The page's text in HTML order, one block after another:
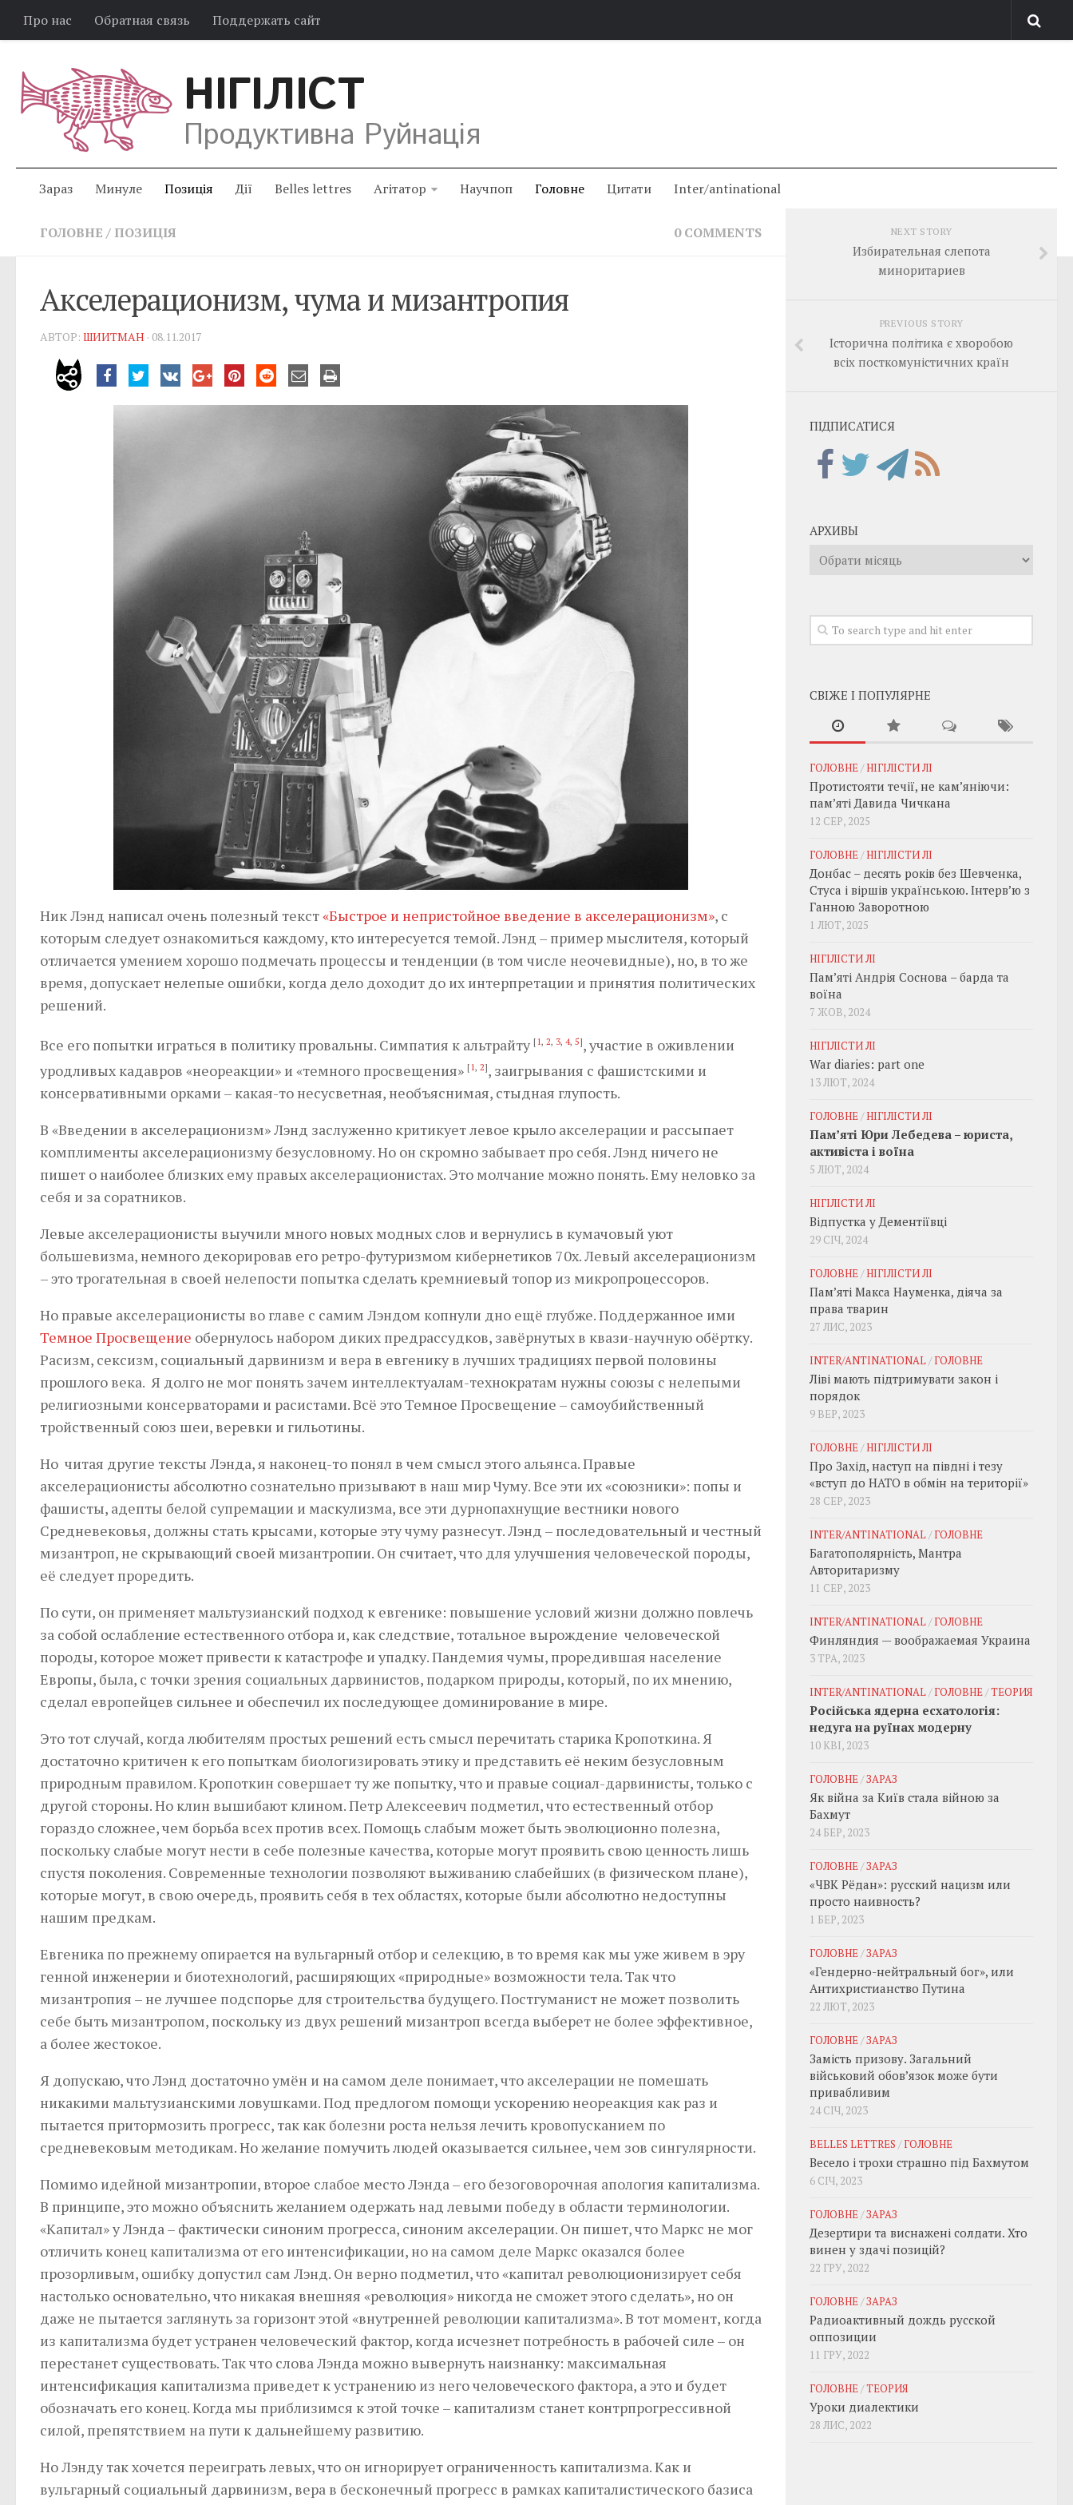
Про нас Обратная связь Поддержать сайт
НІГІЛІСТ
Продуктивна Руйнація
Зараз Минуле Позиція Дії Belles lettres Агітатор Научпоп Головне Цитати Inter/antinational
ГОЛОВНЕ / ПОЗИЦІЯ 0 COMMENTS
Акселерационизм, чума и мизантропия
АВТОР: ШИИТМАН · 08.11.2017
Ник Лэнд написал очень полезный текст«Быстрое и непристойное введение в акселерационизм», с
которым следует ознакомиться каждому, кто интересуется темой. Лэнд – пример мыслителя, который
отличается умением хорошо подмечать процессы и тенденции (в том числе неочевидные), но, в то же
время, допускает нелепые ошибки, когда дело доходит до их интерпретации и принятия политических
решений.
Все его попытки играться в политику провальны. Симпатия к альтрайту [1, 2, 3, 4, 5], участие в оживлении
уродливых кадавров «неореакции» и «темного просвещения» [1, 2], заигрывания с фашистскими и
консервативными орками – какая-то несусветная, необъяснимая, стыдная глупость.
В «Введении в акселерационизм» Лэнд заслуженно критикует левое крыло акселерации и рассыпает
комплименты акселерационизму безусловному. Но он скромно забывает про себя. Лэнд ничего не
пишет о наиболее близких ему правых акселерационистах. Это молчание можно понять. Ему неловко за
себя и за соратников.
Левые акселерационисты выучили много новых модных слов и вернулись в кумачовый уют
большевизма, немного декорировав его ретро-футуризмом кибернетиков 70х. Левый акселерационизм
– это трогательная в своей нелепости попытка сделать кремниевый топор из микропроцессоров.
Но правые акселерационисты во главе с самим Лэндом копнули дно ещё глубже. Поддержанное ими
Темное Просвещение обернулось набором диких предрассудков, завёрнутых в квази-научную обёртку.
Расизм, сексизм, социальный дарвинизм и вера в евгенику в лучших традициях первой половины
прошлого века. Я долго не мог понять зачем интеллектуалам-технократам нужны союзы с нелепыми
религиозными консерваторами и расистами. Всё это Темное Просвещение – самоубийственный
тройственный союз шеи, веревки и гильотины.
Но читая другие тексты Лэнда, я наконец-то понял в чем смысл этого альянса. Правые
акселерационисты абсолютно сознательно призывают в наш мир Чуму. Все эти их «союзники»: попы и
фашисты, адепты белой супремации и маскулизма, все эти дурнопахнущие вестники нового
Средневековья, должны стать крысами, которые эту чуму разнесут. Лэнд – последовательный и честный
мизантроп, не скрывающий своей мизантропии. Он считает, что для улучшения человеческой породы,
её следует проредить.
По сути, он применяет мальтузианский подход к евгенике: повышение условий жизни должно повлечь
за собой ослабление естественного отбора и, как следствие, тотальное вырождение человеческой
породы, которое может привести к катастрофе и упадку. Пандемия чумы, проредившая население
Европы, была, с точки зрения социальных дарвинистов, подарком природы, который, по их мнению,
сделал европейцев сильнее и обеспечил их последующее доминирование в мире.
Это тот случай, когда любителям простых решений есть смысл перечитать старика Кропоткина. Я
достаточно критичен к его попыткам биологизировать этику и представить её неким безусловным
природным правилом. Кропоткин совершает ту же попытку, что и правые социал-дарвинисты, только с
другой стороны. Но клин вышибают клином. Петр Алексеевич подметил, что естественный отбор
гораздо сложнее, чем борьба всех против всех. Помощь слабым может быть эволюционно полезна,
поскольку слабые могут нести в себе полезные качества, которые могут проявить свою ценность лишь
спустя поколения. Современные технологии позволяют выживанию слабейших (в физическом плане),
которые могут, в свою очередь, проявить себя в тех областях, которые были абсолютно недоступны
нашим предкам.
Евгеника по прежнему опирается на вульгарный отбор и селекцию, в то время как мы уже живем в эру
генной инженерии и биотехнологий, расширяющих «природные» возможности тела. Так что
мизантропия – не лучшее подспорье для строительства будущего. Постгуманист не может позволить
себе быть мизантропом, поскольку из двух решений мизантроп всегда выберет не более эффективное,
а более жестокое.
Я допускаю, что Лэнд достаточно умён и на самом деле понимает, что акселерации не помешать
никакими мальтузианскими ловушками. Под предлогом помощи ускорению неореакция как раз и
пытается притормозить прогресс, так как болезни роста нельзя лечить кровопусканием по
средневековым методикам. Но желание помучить людей оказывается сильнее, чем зов сингулярности.
Помимо идейной мизантропии, второе слабое место Лэнда – его безоговорочная апология капитализма.
В принципе, это можно объяснить желанием одержать над левыми победу в области терминологии.
«Капитал» у Лэнда – фактически синоним прогресса, синоним акселерации. Он пишет, что Маркс не мог
отличить конец капитализма от его интенсификации, но на самом деле Маркс оказался более
прозорливым, ошибку допустил сам Лэнд. Он верно подметил, что «капитал революционизирует себя
настолько основательно, что никакая внешняя «революция» никогда не сможет этого сделать», но он
даже не пытается заглянуть за горизонт этой «внутренней революции капитализма». В тот момент, когда
из капитализма будет устранен человеческий фактор, когда исчезнет потребность в рабочей силе – он
перестанет существовать. Так что слова Лэнда можно вывернуть наизнанку: максимальная
интенсификация капитализма приведет к устранению из него человеческого фактора, а это и будет
обозначать его конец. Когда мы приблизимся к этой точке – капитализм станет контрпрогрессивной
силой, препятствием на пути к дальнейшему развитию.
Но Лэнду так хочется переиграть левых, что он игнорирует ограниченность капитализма. Как и
вульгарный социальный дарвинизм, вера в бесконечный прогресс в рамках капиталистического базиса
NEXT STORY
Избирательная слепота
миноритариев
PREVIOUS STORY
Історична політика є хворобою
всіх посткомуністичних країн
ПІДПИСАТИСЯ
АРХИВЫ
Архивы
СВІЖЕ І ПОПУЛЯРНЕ
ГОЛОВНЕ/НІГІЛІСТИ ЛІ
Протистояти течії, не кам’яніючи:
пам’яті Давида Чичкана
12 СЕР, 2025
ГОЛОВНЕ/НІГІЛІСТИ ЛІ
Донбас – десять років без Шевченка,
Стуса і віршів українською. Інтерв’ю з
Ганною Заворотною
1 ЛЮТ, 2025
НІГІЛІСТИ ЛІ
Пам’яті Андрія Соснова – барда та
воїна
7 ЖОВ, 2024
НІГІЛІСТИ ЛІ
War diaries: part one
13 ЛЮТ, 2024
ГОЛОВНЕ/НІГІЛІСТИ ЛІ
Пам’яті Юри Лебедева – юриста,
активіста і воїна
5 ЛЮТ, 2024
НІГІЛІСТИ ЛІ
Відпустка у Дементіївці
29 СІЧ, 2024
ГОЛОВНЕ/НІГІЛІСТИ ЛІ
Пам’яті Макса Науменка, діяча за
права тварин
27 ЛИС, 2023
INTER/ANTINATIONAL/ГОЛОВНЕ
Ліві мають підтримувати закон і
порядок
9 ВЕР, 2023
ГОЛОВНЕ/НІГІЛІСТИ ЛІ
Про Захід, наступ на півдні і тезу
«вступ до НАТО в обмін на території»
28 СЕР, 2023
INTER/ANTINATIONAL/ГОЛОВНЕ
Багатополярність, Мантра
Авторитаризму
11 СЕР, 2023
INTER/ANTINATIONAL/ГОЛОВНЕ
Финляндия — воображаемая Украина
3 ТРА, 2023
INTER/ANTINATIONAL/ГОЛОВНЕ/ТЕОРИЯ
Російська ядерна есхатологія:
недуга на руїнах модерну
10 КВІ, 2023
ГОЛОВНЕ/ЗАРАЗ
Як війна за Київ стала війною за
Бахмут
24 БЕР, 2023
ГОЛОВНЕ/ЗАРАЗ
«ЧВК Рёдан»: русский нацизм или
просто наивность?
1 БЕР, 2023
ГОЛОВНЕ/ЗАРАЗ
«Гендерно-нейтральный бог», или
Антихристианство Путина
22 ЛЮТ, 2023
ГОЛОВНЕ/ЗАРАЗ
Замість призову. Загальний
військовий обовʼязок може бути
привабливим
24 СІЧ, 2023
BELLES LETTRES /ГОЛОВНЕ
Весело і трохи страшно під Бахмутом
6 СІЧ, 2023
ГОЛОВНЕ/ЗАРАЗ
Дезертири та виснажені солдати. Хто
винен у здачі позицій?
22 ГРУ, 2022
ГОЛОВНЕ/ЗАРАЗ
Радиоактивный дождь русской
оппозиции
11 ГРУ, 2022
ГОЛОВНЕ/ТЕОРИЯ
Уроки диалектики
28 ЛИС, 2022